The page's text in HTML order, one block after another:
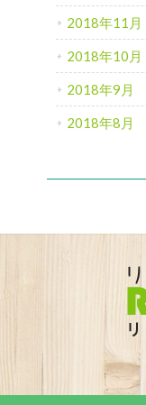
2018年11月
2018年10月
2018年9月
2018年8月